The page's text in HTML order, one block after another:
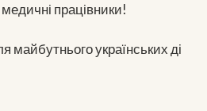
працівники!
майбутнього українських ді